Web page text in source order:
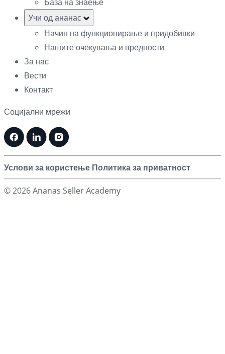
База на знаење
Учи од ананас
Начин на функционирање и придобивки
Нашите очекувања и вредности
За нас
Вести
Контакт
Социјални мрежи
Услови за користење Политика за приватност
© 2026 Ananas Seller Academy